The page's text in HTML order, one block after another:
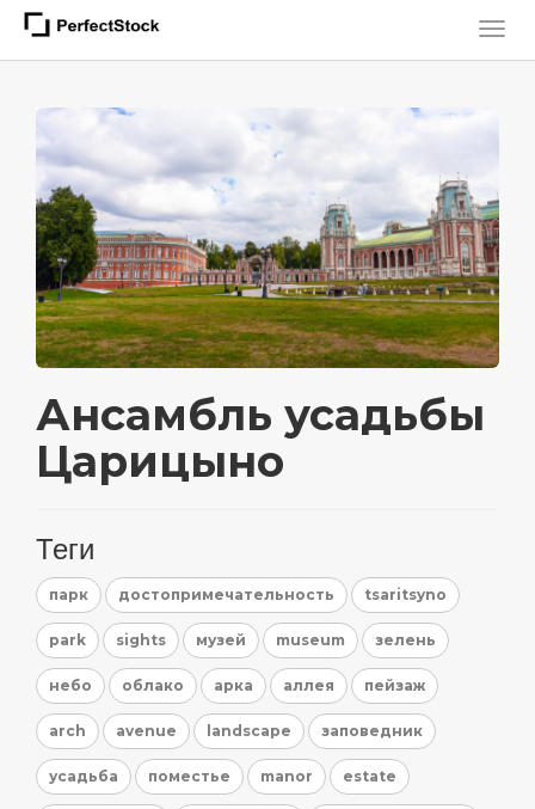
Ансамбль усадьбы
Царицыно
Теги
парк достопримечательность tsaritsyno
park sights музей museum зелень
небо облако арка аллея пейзаж
arch avenue landscape заповедник
усадьба поместье manor estate